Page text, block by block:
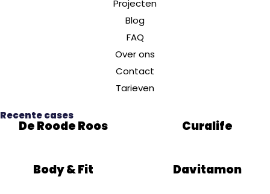
Projecten
Blog
FAQ
Over ons
Contact
Tarieven
Recente cases
De Roode Roos Curalife
Body & Fit Davitamon